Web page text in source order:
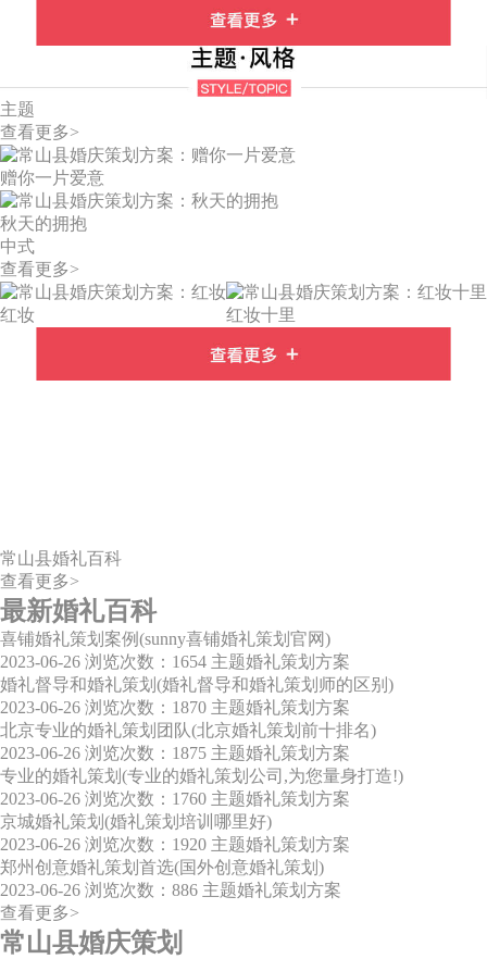
主题
查看更多>
赠你一片爱意
秋天的拥抱
中式
查看更多>
红妆 红妆十里
常山县婚礼百科
查看更多>
最新婚礼百科
喜铺婚礼策划案例(sunny喜铺婚礼策划官网)
2023-06-26 浏览次数：1654 主题婚礼策划方案
婚礼督导和婚礼策划(婚礼督导和婚礼策划师的区别)
2023-06-26 浏览次数：1870 主题婚礼策划方案
北京专业的婚礼策划团队(北京婚礼策划前十排名)
2023-06-26 浏览次数：1875 主题婚礼策划方案
专业的婚礼策划(专业的婚礼策划公司,为您量身打造!)
2023-06-26 浏览次数：1760 主题婚礼策划方案
京城婚礼策划(婚礼策划培训哪里好)
2023-06-26 浏览次数：1920 主题婚礼策划方案
郑州创意婚礼策划首选(国外创意婚礼策划)
2023-06-26 浏览次数：886 主题婚礼策划方案
查看更多>
常山县婚庆策划